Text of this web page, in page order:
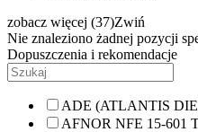
zobacz więcej (37)Zwiń
Nie znaleziono żadnej pozycji
Dopuszczenia i rekomendacje
ADE (ATLANTIS
AFNOR NFE 15-601